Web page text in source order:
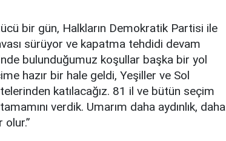
bir gün, Halkların Demokratik Partisi ile
sürüyor ve kapatma tehdidi devam
bulunduğumuz koşullar başka bir yol
hazır bir hale geldi, Yeşiller ve Sol
katılacağız. 81 il ve bütün seçim
verdik. Umarım daha aydınlık, daha